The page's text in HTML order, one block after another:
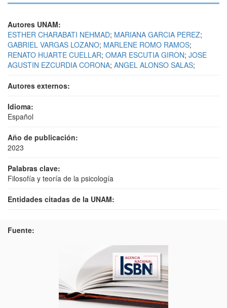
Autores UNAM:
ESTHER CHARABATI NEHMAD; MARIANA GARCIA PEREZ;
GABRIEL VARGAS LOZANO; MARLENE ROMO RAMOS;
RENATO HUARTE CUELLAR; OMAR ESCUTIA GIRON; JOSE
AGUSTIN EZCURDIA CORONA; ANGEL ALONSO SALAS;
Autores externos:
Idioma:
Español
Año de publicación:
2023
Palabras clave:
Filosofía y teoría de la psicología
Entidades citadas de la UNAM:
Fuente: